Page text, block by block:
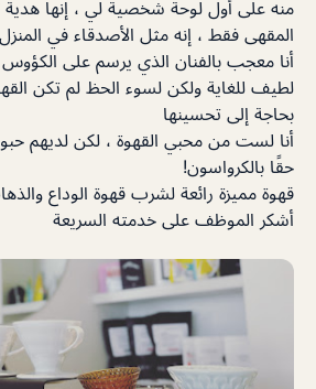
منه على أول لوحة شخصية لي ، إنها هدية
المقهى فقط ، إنه مثل الأصدقاء في
أنا معجب بالفنان الذي يرسم على
لطيف للغاية ولكن لسوء الحظ لم تكن
بحاجة إلى تحسينها
أنا لست من محبي القهوة ، لكن لديهم
حقًا بالكرواسون!
قهوة مميزة رائعة لشرب قهوة الوداع
أشكر الموظف على خدمته السريعة